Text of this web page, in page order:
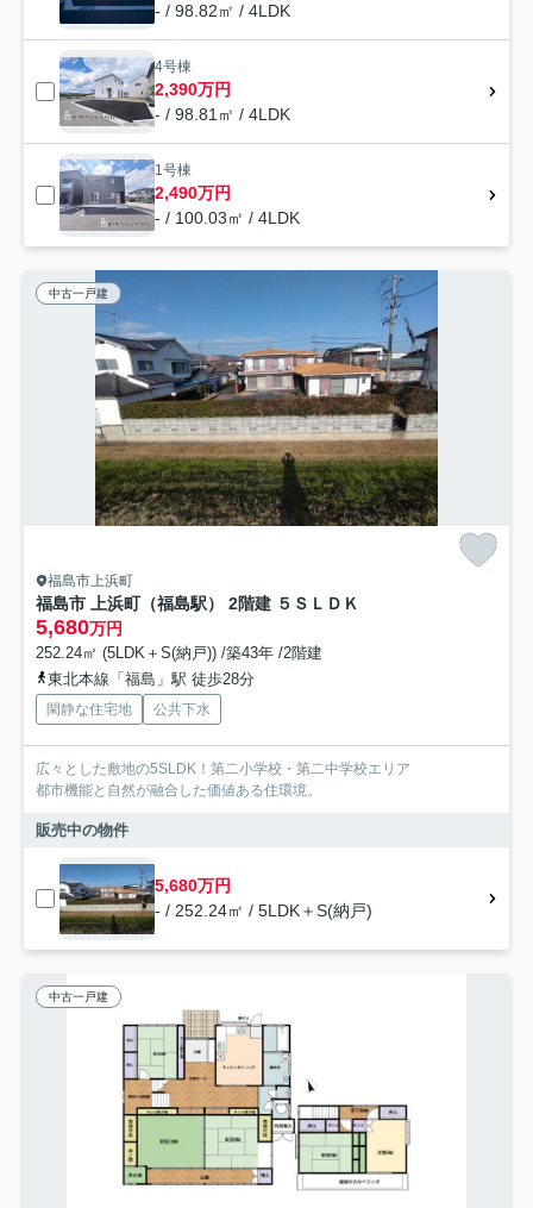
- / 98.82㎡ / 4LDK
4号棟
2,390万円
- / 98.81㎡ / 4LDK
1号棟
2,490万円
- / 100.03㎡ / 4LDK
中古一戸建
福島市上浜町
福島市 上浜町（福島駅） 2階建 ５ＳＬＤＫ
5,680万円
252.24㎡ (5LDK＋S(納戸)) /築43年 /2階建
東北本線「福島」駅 徒歩28分
閑静な住宅地 公共下水
広々とした敷地の5SLDK！第二小学校・第二中学校エリア
都市機能と自然が融合した価値ある住環境。
販売中の物件
5,680万円
- / 252.24㎡ / 5LDK＋S(納戸)
中古一戸建